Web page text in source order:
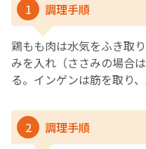
1 調理手順
鶏もも肉は水気をふき取
みを入れ（ささみの場合
る。インゲンは筋を取り
2 調理手順